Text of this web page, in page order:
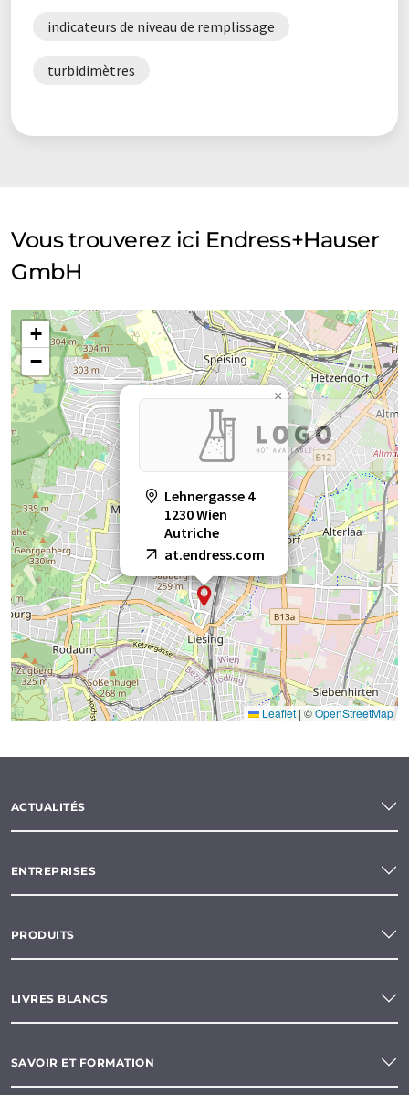
indicateurs de niveau de remplissage
turbidimètres
Vous trouverez ici Endress+Hauser
GmbH
Lehnergasse 4
1230 Wien
Autriche
at.endress.com
×
+
−
Leaflet | ©OpenStreetMap
ACTUALITÉS
ENTREPRISES
PRODUITS
LIVRES BLANCS
SAVOIR ET FORMATION